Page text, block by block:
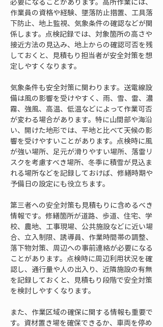
作業員の資格や経験、墜落防止措置、工具落
下防止、地上監視、気象条件の確認などが関
係します。点検記録では、対象箇所の高さや
接近方法の見込み、地上からの確認可否を残
しておくと、見積もり担当者が安全対策を想
定しやすくなります。
気象条件も安全対策に関わります。送電線設
備は風の影響を受けやすく、雨、雪、雷、濃
霧、強風、高温、低温などによって作業可否
が変わる場合があります。特に山間部や海沿
い、開けた地形では、平地と比べて天候の影
響を受けやすいことがあります。点検時に風
が強い場所、足元が滑りやすい場所、落雷リ
スクを考慮すべき場所、冬季に積雪が見込ま
れる場所などを記録しておけば、修繕時期や
予備日の設定にも役立ちます。
第三者への安全対策も見積もりに含めるべき
情報です。修繕箇所が道路、歩道、住宅、学
校、農地、工事現場、公共施設などに近い場
合、立入制限、誘導員、作業時間帯の調整、
落下物対策、周辺への事前連絡が必要になる
ことがあります。点検時に周辺利用状況を確
認し、通行量や人の出入り、近隣施設の有無
を記録しておくと、見積もり段階で安全対策
を検討しやすくなります。
また、作業区域の確保に関する情報も重要で
す。資材置き場を確保できるか、車両を停め